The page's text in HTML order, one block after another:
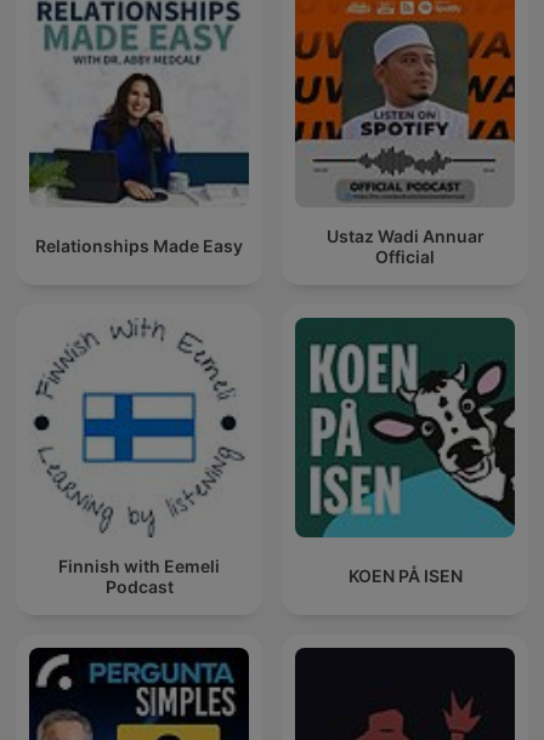
Relationships Made Easy
Ustaz Wadi Annuar
Official
Finnish with Eemeli
Podcast
KOEN PÅ ISEN